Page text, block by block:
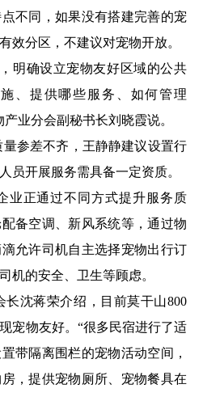
不同，如果没有搭建完善的宠
效分区，不建议对宠物开放。
明确设立宠物友好区域的公共
、提供哪些服务、如何管理
业分会副秘书长刘晓霞说。
参差不齐，王静静建议设置行
员开展服务需具备一定资质。
业正通过不同方式提升服务质
备空调、新风系统等，通过物
允许司机自主选择宠物出行订
机的安全、卫生等顾虑。
长沈蒋荣介绍，目前莫干山800
宠物友好。“很多民宿进行了适
带隔离围栏的宠物活动空间，
，提供宠物厕所、宠物餐具在